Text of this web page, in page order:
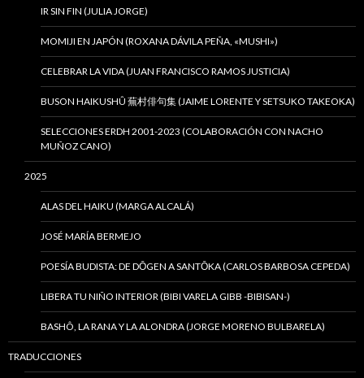
IR SIN FIN (JULIA JORGE)
MOMIJI EN JAPÓN (ROXANA DÁVILA PEÑA, «MUSHI»)
CELEBRAR LA VIDA (JUAN FRANCISCO RAMOS JUSTICIA)
BUSON HAIKUSHÛ 蕪村俳句集 (JAIME LORENTE Y SETSUKO TAKEOKA)
SELECCIONES ERDH 2001-2023 (COLABORACIÓN CON NACHO
MUÑOZ CANO)
2025
ALAS DEL HAIKU (MARGA ALCALÁ)
JOSÉ MARÍA BERMEJO
POESÍA BUDISTA: DE DŌGEN A SANTŌKA (CARLOS BARBOSA CEPEDA)
LIBERA TU NIÑO INTERIOR (BIBI VARELA GIBB -BIBISAN-)
BASHÔ, LA RANA Y LA ALONDRA (JORGE MORENO BULBARELA)
TRADUCCIONES